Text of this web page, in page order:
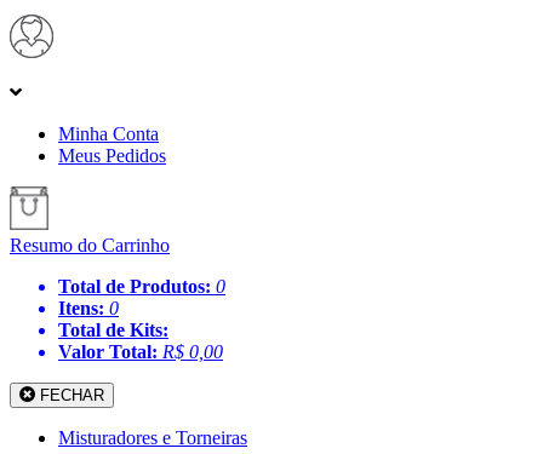
Minha Conta
Meus Pedidos
Resumo do Carrinho
Total de Produtos: 0
Itens: 0
Total de Kits:
Valor Total: R$ 0,00
FECHAR
Misturadores e Torneiras